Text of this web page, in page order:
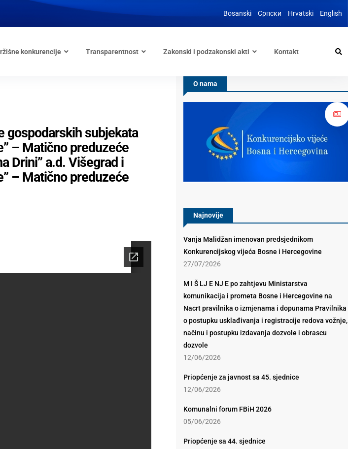
Bosanski Српски Hrvatski English
konkurencije Transparentnost Zakonski i podzakonski akti Kontakt
gospodarskih subjekata
– Matično preduzeće
Drini” a.d. Višegrad i
– Matično preduzeće
O nama
Najnovije
Vanja Malidžan imenovan predsjednikom
Konkurencijskog vijeća Bosne i Hercegovine
27/07/2026
M I Š LJ E NJ E po zahtjevu Ministarstva
komunikacija i prometa Bosne i Hercegovine na
Nacrt pravilnika o izmjenama i dopunama Pravilnika
o postupku usklađivanja i registracije redova vožnje,
načinu i postupku izdavanja dozvole i obrascu
dozvole
12/06/2026
Priopćenje za javnost sa 45. sjednice
12/06/2026
Komunalni forum FBiH 2026
05/06/2026
Priopćenje sa 44. sjednice